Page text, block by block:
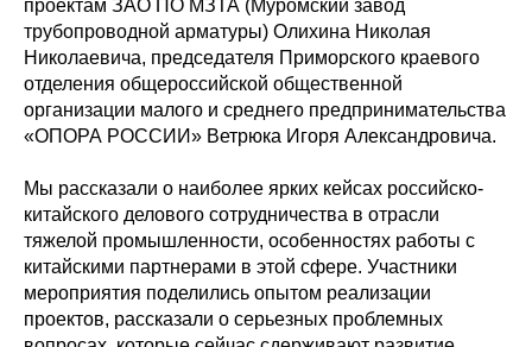
проектам ЗАО ПО МЗТА (Муромский завод
трубопроводной арматуры) Олихина Николая
Николаевича, председателя Приморского краевого
отделения общероссийской общественной
организации малого и среднего предпринимательства
«ОПОРА РОССИИ» Ветрюка Игоря Александровича.
Мы рассказали о наиболее ярких кейсах российско-
китайского делового сотрудничества в отрасли
тяжелой промышленности, особенностях работы с
китайскими партнерами в этой сфере. Участники
мероприятия поделились опытом реализации
проектов, рассказали о серьезных проблемных